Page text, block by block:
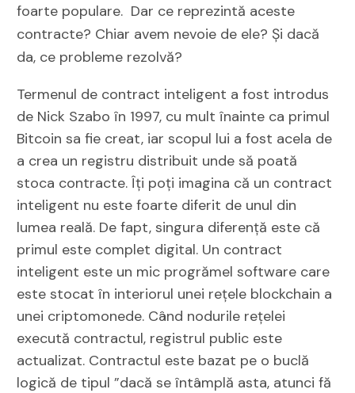
foarte populare. Dar ce reprezintă aceste
contracte? Chiar avem nevoie de ele? Și dacă
da, ce probleme rezolvă?
Termenul de contract inteligent a fost introdus
de Nick Szabo în 1997, cu mult înainte ca primul
Bitcoin sa fie creat, iar scopul lui a fost acela de
a crea un registru distribuit unde să poată
stoca contracte. Îți poți imagina că un contract
inteligent nu este foarte diferit de unul din
lumea reală. De fapt, singura diferență este că
primul este complet digital. Un contract
inteligent este un mic progrămel software care
este stocat în interiorul unei rețele blockchain a
unei criptomonede. Când nodurile rețelei
execută contractul, registrul public este
actualizat. Contractul este bazat pe o buclă
logică de tipul ”dacă se întâmplă asta, atunci fă